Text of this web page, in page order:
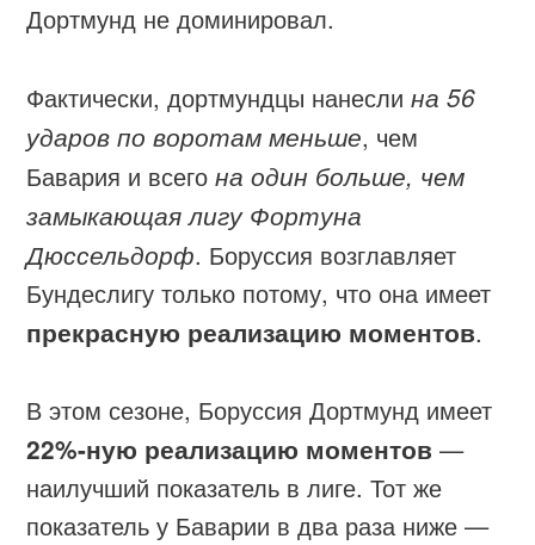
Дортмунд не доминировал.
Фактически, дортмундцы нанеслина 56
ударов по воротам меньше, чем
Бавария и всегона один больше, чем
замыкающая лигу Фортуна
Дюссельдорф. Боруссия возглавляет
Бундеслигу только потому, что она имеет
прекрасную реализацию моментов.
В этом сезоне, Боруссия Дортмунд имеет
22%-ную реализацию моментов —
наилучший показатель в лиге. Тот же
показатель у Баварии в два раза ниже —